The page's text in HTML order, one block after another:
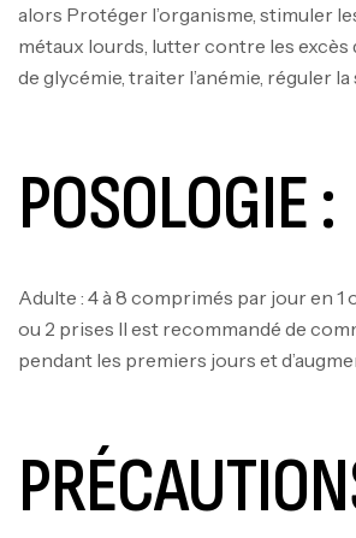
alors Protéger l’organisme, stimuler
métaux lourds, lutter contre les
de glycémie, traiter l’anémie, réguler la
POSOLOGIE :
Adulte : 4 à 8 comprimés par jour en 1
ou 2 prises Il est recommandé de
pendant les premiers jours et